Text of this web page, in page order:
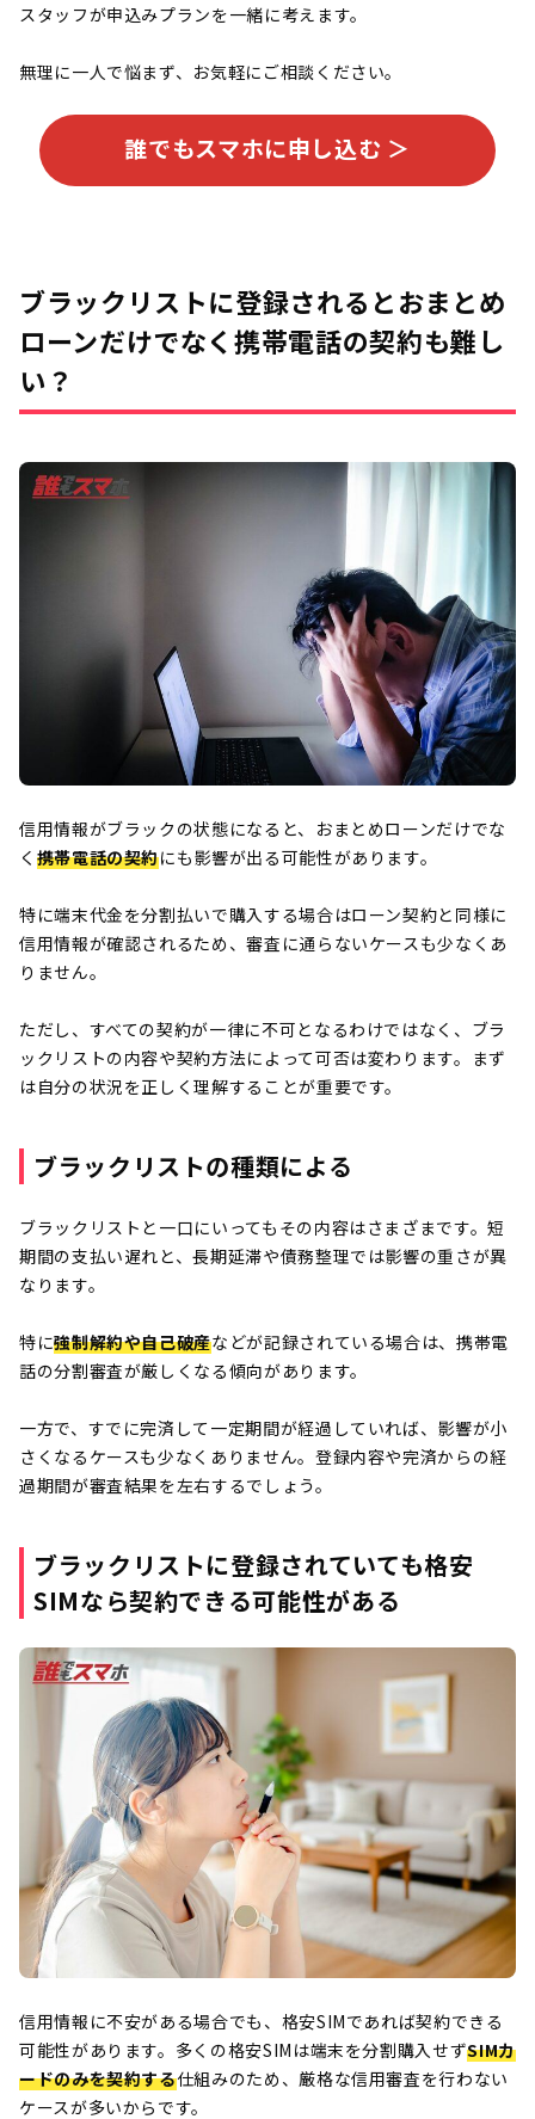
スタッフが申込みプランを一緒に考えます。
無理に一人で悩まず、お気軽にご相談ください。
誰でもスマホに申し込む ＞
ブラックリストに登録されるとおまとめ
ローンだけでなく携帯電話の契約も難し
い？
信用情報がブラックの状態になると、おまとめローンだけでな
く 携帯電話の契約にも影響が出る可能性があります。
特に端末代金を分割払いで購入する場合はローン契約と同様に
信用情報が確認されるため、審査に通らないケースも少なくあ
りません。
ただし、すべての契約が一律に不可となるわけではなく、ブラ
ックリストの内容や契約方法によって可否は変わります。まず
は自分の状況を正しく理解することが重要です。
ブラックリストの種類による
ブラックリストと一口にいってもその内容はさまざまです。短
期間の支払い遅れと、長期延滞や債務整理では影響の重さが異
なります。
特に強制解約や自己破産などが記録されている場合は、携帯電
話の分割審査が厳しくなる傾向があります。
一方で、すでに完済して一定期間が経過していれば、影響が小
さくなるケースも少なくありません。登録内容や完済からの経
過期間が審査結果を左右するでしょう。
ブラックリストに登録されていても格安
SIMなら契約できる可能性がある
信用情報に不安がある場合でも、格安SIMであれば契約できる
可能性があります。多くの格安SIMは端末を分割購入せずSIMカ
ードのみを契約する仕組みのため、厳格な信用審査を行わない
ケースが多いからです。